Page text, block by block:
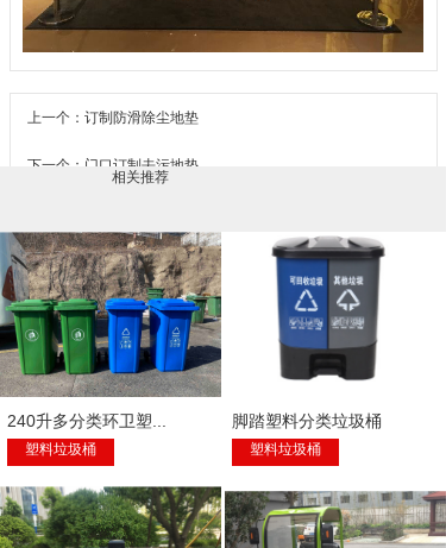
上一个：订制防滑除尘地垫
下一个：门口订制去污地垫
相关推荐
240升多分类环卫塑...
塑料垃圾桶
脚踏塑料分类垃圾桶
塑料垃圾桶